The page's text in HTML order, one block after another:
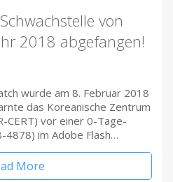
von
2018 abgefangen!
wurde am 8. Februar 2018
das Koreanische Zentrum
CERT) vor einer 0-Tage-
4878) im Adobe Flash…
More